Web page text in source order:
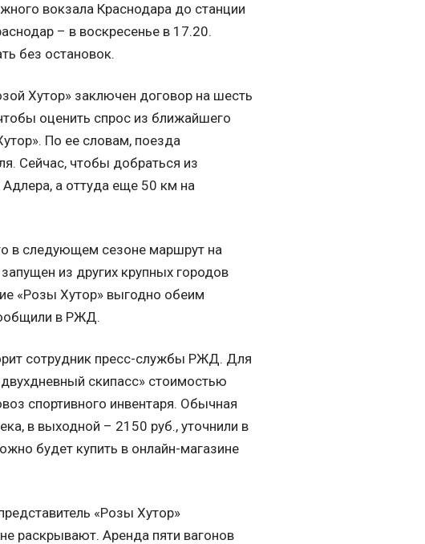
вокзала Краснодара до станции
– в воскресенье в 17.20.
без остановок.
Хутор» заключен договор на шесть
оценить спрос из ближайшего
По ее словам, поезда
Сейчас, чтобы добраться из
а оттуда еще 50 км на
в следующем сезоне маршрут на
из других крупных городов
«Розы Хутор» выгодно обеим
в РЖД.
сотрудник пресс-службы РЖД. Для
скипасс» стоимостью
спортивного инвентаря. Обычная
в выходной – 2150 руб., уточнили в
будет купить в онлайн-магазине
«Розы Хутор»
раскрывают. Аренда пяти вагонов